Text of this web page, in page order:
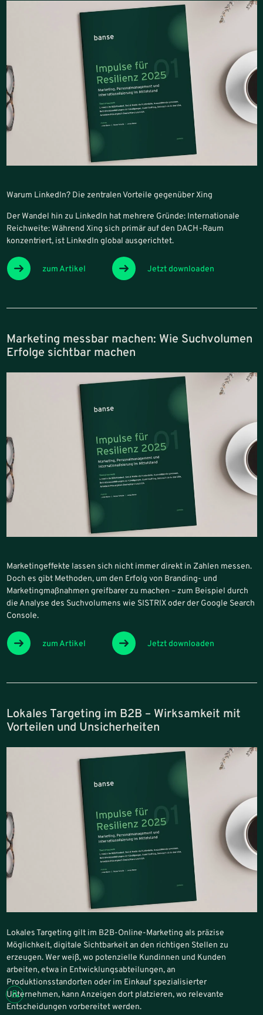
Warum LinkedIn? Die zentralen Vorteile gegenüber Xing
Der Wandel hin zu LinkedIn hat mehrere Gründe: Internationale
Reichweite: Während Xing sich primär auf den DACH-Raum
konzentriert, ist LinkedIn global ausgerichtet.
zum Artikel Jetzt downloaden
Marketing messbar machen: Wie Suchvolumen
Erfolge sichtbar machen
Marketingeffekte lassen sich nicht immer direkt in Zahlen messen.
Doch es gibt Methoden, um den Erfolg von Branding- und
Marketingmaßnahmen greifbarer zu machen – zum Beispiel durch
die Analyse des Suchvolumens wie SISTRIX oder der Google Search
Console.
zum Artikel Jetzt downloaden
Lokales Targeting im B2B – Wirksamkeit mit
Vorteilen und Unsicherheiten
Lokales Targeting gilt im B2B-Online-Marketing als präzise
Möglichkeit, digitale Sichtbarkeit an den richtigen Stellen zu
erzeugen. Wer weiß, wo potenzielle Kundinnen und Kunden
arbeiten, etwa in Entwicklungsabteilungen, an
Produktionsstandorten oder im Einkauf spezialisierter
Unternehmen, kann Anzeigen dort platzieren, wo relevante
Entscheidungen vorbereitet werden.